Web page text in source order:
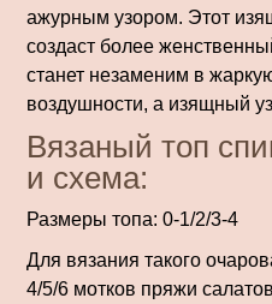
ажурным узором. Этот
создаст более
станет незаменим в
воздушности, а изящный
Вязаный топ
и схема:
Размеры топа: 0-1/2/3-4
Для вязания такого
4/5/6 мотков пряжи